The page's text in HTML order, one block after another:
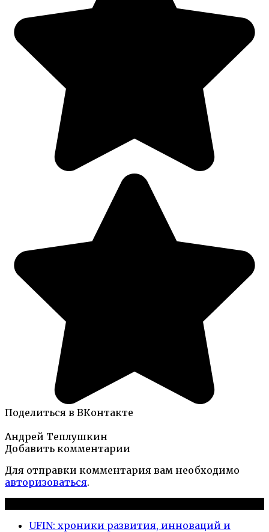
Поделиться в ВКонтакте
Андрей Теплушкин
Добавить комментарии
Для отправки комментария вам необходимо
авторизоваться.
UFIN: хроники развития, инноваций и